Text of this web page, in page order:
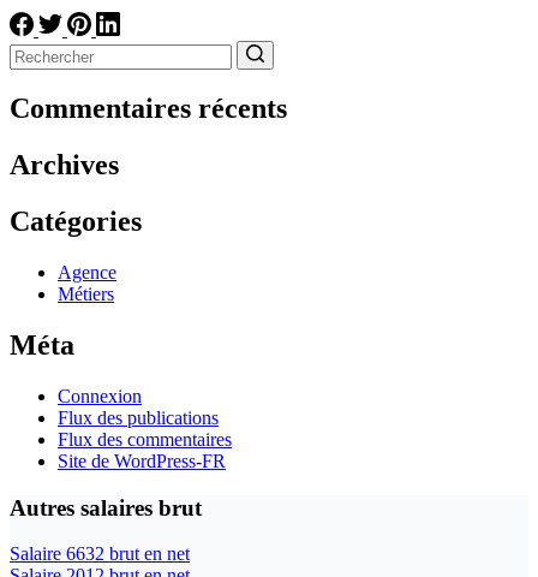
résultat
Commentaires récents
Archives
Catégories
Agence
Métiers
Méta
Connexion
Flux des publications
Flux des commentaires
Site de WordPress-FR
Autres salaires brut
Salaire 6632 brut en net